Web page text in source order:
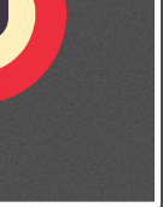
Dios
y